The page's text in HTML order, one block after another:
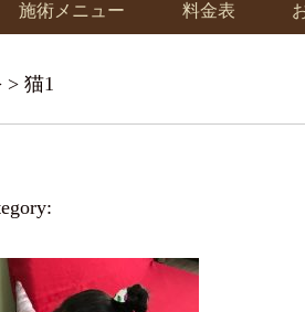
施術メニュー 料金表
> 猫1